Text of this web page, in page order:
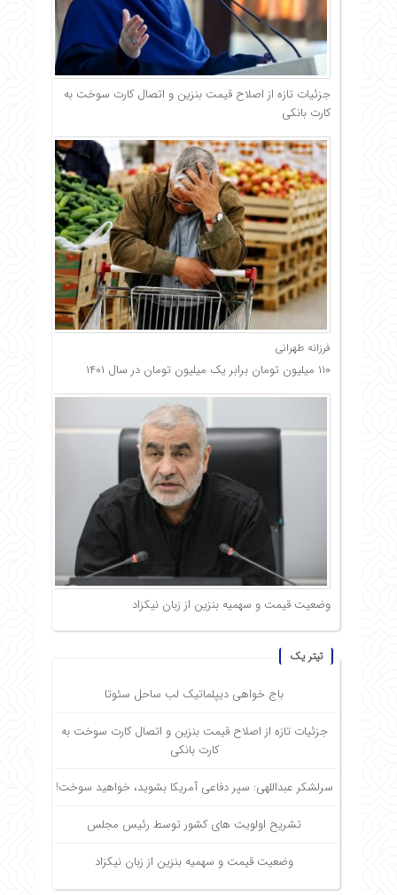
جزئیات تازه از اصلاح قیمت بنزین و اتصال کارت سوخت به
کارت بانکی
فرزانه طهرانی
۱۱۰ میلیون تومان برابر یک میلیون تومان در سال ۱۴۰۱
وضعیت قیمت و سهمیه بنزین از زبان نیکزاد
تیتر یک
باج خواهی دیپلماتیک لب ساحل سئوتا
جزئیات تازه از اصلاح قیمت بنزین و اتصال کارت سوخت به
کارت بانکی
سرلشکر عبداللهی: سپر دفاعی آمریکا بشوید، خواهید سوخت!
تشریح اولویت های کشور توسط رئیس مجلس
وضعیت قیمت و سهمیه بنزین از زبان نیکزاد